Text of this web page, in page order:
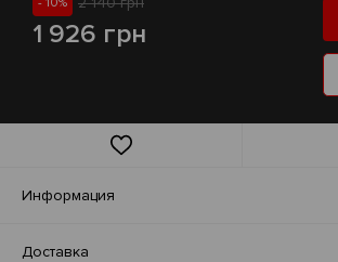
1 926 грн
Информация
Доставка